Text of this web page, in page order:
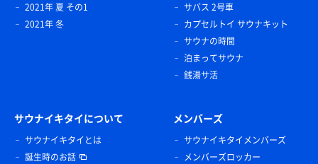
2021年 夏 その1
2021年 冬
サバス 2号車
カプセルトイ サウナキット
サウナの時間
泊まってサウナ
銭湯サ活
サウナイキタイについて
サウナイキタイとは
誕生時のお話
メンバーズ
サウナイキタイメンバーズ
メンバーズロッカー